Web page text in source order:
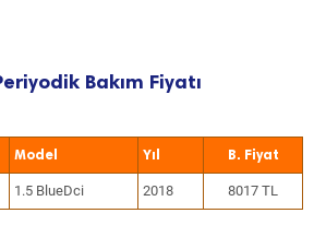
Bakım Fiyatı
Model Yıl
1.5 BlueDci 2018 8017 TL